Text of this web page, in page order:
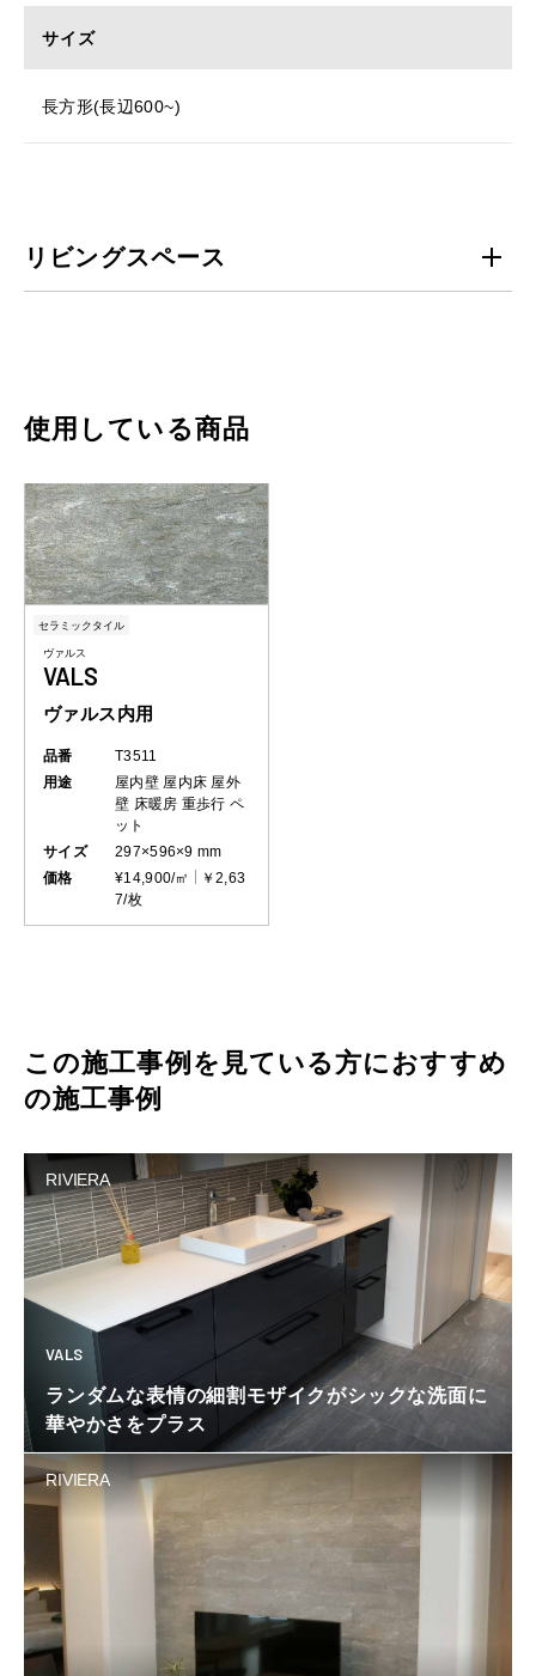
サイズ
長方形(長辺600~)
リビングスペース
使用している商品
セラミックタイル
ヴァルス
VALS
ヴァルス内用
品番
T3511
用途
屋内壁 屋内床 屋外
壁 床暖房 重歩行 ペ
ット
サイズ
297×596×9 mm
価格
¥14,900/㎡
￥2,63
7/枚
この施工事例を見ている方におすすめ
の施工事例
RIVIERA
VALS
ランダムな表情の細割モザイクがシックな洗面に
華やかさをプラス
RIVIERA